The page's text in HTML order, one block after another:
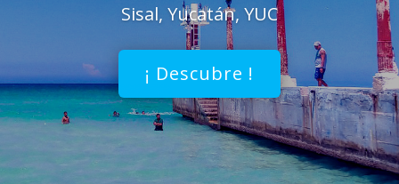
Sisal, Yucatán, YUC
¡ Descubre !